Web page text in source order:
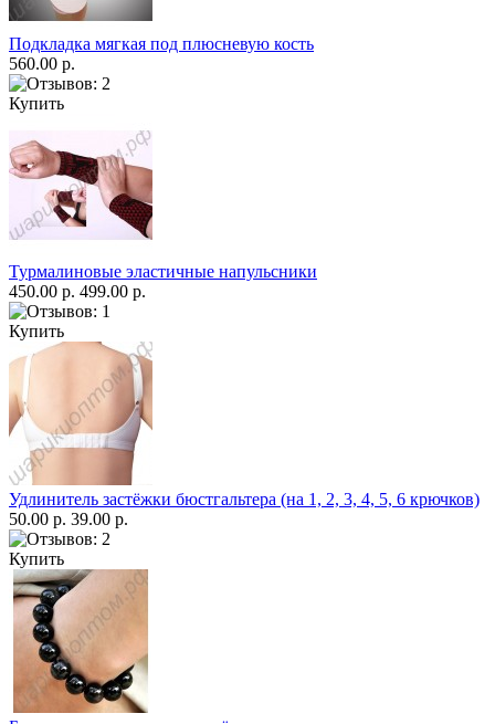
Подкладка мягкая под плюсневую кость
560.00 р.
Купить
Турмалиновые эластичные напульсники
450.00 р. 499.00 р.
Купить
Удлинитель застёжки бюстгальтера (на 1, 2, 3, 4, 5, 6 крючков)
50.00 р. 39.00 р.
Купить